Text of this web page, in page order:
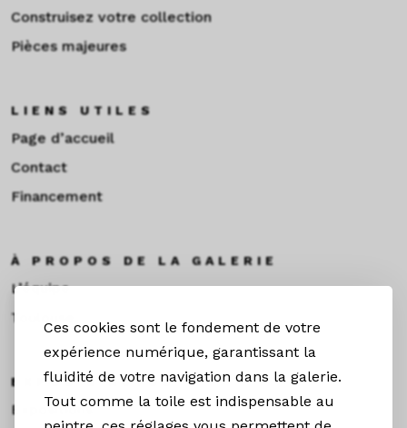
Ces cookies sont le fondement de votre
expérience numérique, garantissant la
fluidité de votre navigation dans la galerie.
Tout comme la toile est indispensable au
Construisez votre collection
Pièces majeures
LIENS UTILES
Page d’accueil
Contact
Financement
À PROPOS DE LA GALERIE
L’équipe
Toulouse
EXPOS & ACTUS
Expositions